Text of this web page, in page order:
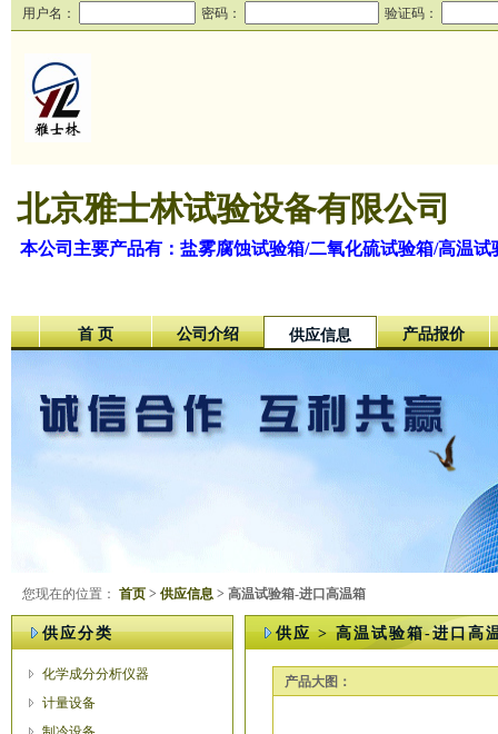
用户名： 密码： 验证码：
北京雅士林试验设备有限公司
本公司主要产品有：盐雾腐蚀试验箱/二氧化硫试验箱/高温
首 页 公司介绍 供应信息 产品报价
您现在的位置： 首页 > 供应信息 > 高温试验箱-进口高温箱
供应分类
化学成分分析仪器
计量设备
供应 > 高温试验箱-进口高
产品大图：